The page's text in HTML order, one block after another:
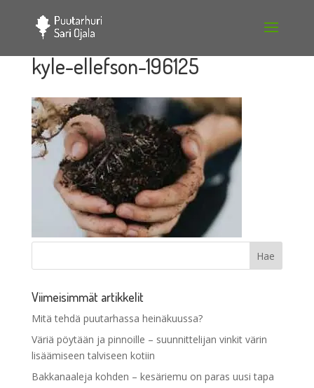
kyle-ellefson-196125
Viimeisimmät artikkelit
Mitä tehdä puutarhassa heinäkuussa?
Väriä pöytään ja pinnoille – suunnittelijan vinkit värin
lisäämiseen talviseen kotiin
Bakkanaaleja kohden – kesäriemu on paras uusi tapa